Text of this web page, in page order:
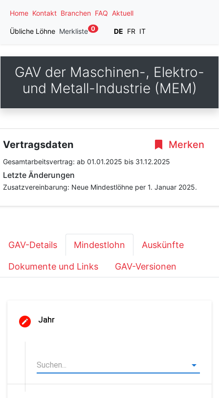
Home Kontakt Branchen FAQ Aktuell
Übliche Löhne Merkliste 0 DE FR IT
GAV der Maschinen-, Elektro-
und Metall-Industrie (MEM)
Merken
Vertragsdaten
Gesamtarbeitsvertrag: ab 01.01.2025 bis 31.12.2025
Letzte Änderungen
Zusatzvereinbarung: Neue Mindestlöhne per 1. Januar 2025.
GAV-Details Mindestlohn Auskünfte
Dokumente und Links GAV-Versionen
Jahr